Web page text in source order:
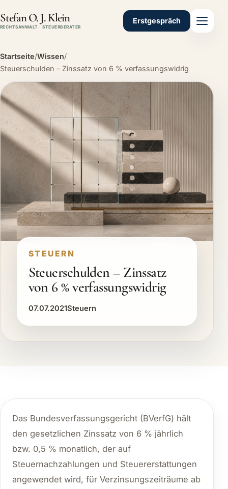
Stefan O. J. Klein
RECHTSANWALT · STEUERBERATER
Erstgespräch
Startseite/Wissen/
Steuerschulden – Zinssatz von 6 % verfassungswidrig
STEUERN
Steuerschulden – Zinssatz
von 6 % verfassungswidrig
07.07.2021Steuern
Das Bundesverfassungsgericht (BVerfG) hält
den gesetzlichen Zinssatz von 6 % jährlich
bzw. 0,5 % monatlich, der auf
Steuernachzahlungen und Steuererstattungen
angewendet wird, für Verzinsungszeiträume ab